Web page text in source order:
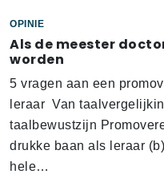
OPINIE
Als de meester
worden
5 vragen aan een
leraar Van
taalbewustzijn
drukke baan als leraar
hele…